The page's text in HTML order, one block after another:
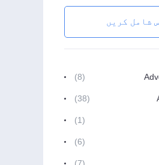
شامل کریں
(8)
(38)
(1)
(6)
(7)